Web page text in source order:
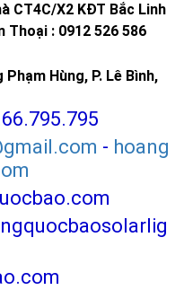
CT4C/X2 KĐT Bắc Linh
Thoại : 0912 526 586
Hùng, P. Lê Bình,
- hoang